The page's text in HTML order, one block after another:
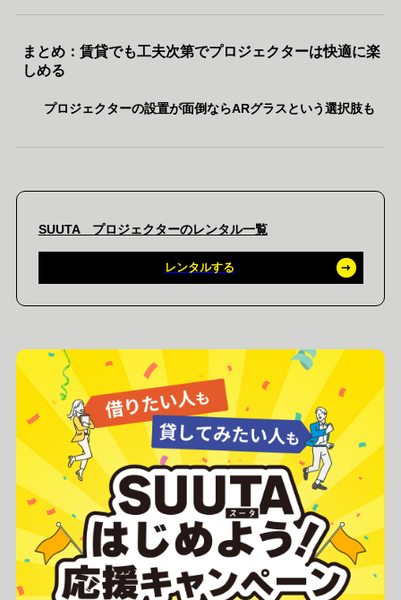
まとめ：賃貸でも工夫次第でプロジェクターは快適に楽
しめる
プロジェクターの設置が面倒ならARグラスという選択肢も
SUUTA プロジェクターのレンタル一覧
レンタルする